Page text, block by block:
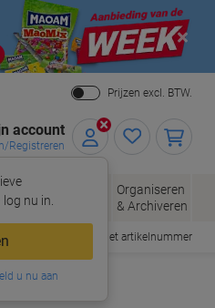
Close
Prijzen excl. BTW.
account
Registreren
nu in.
u nu aan
Kantoorartikelen
Organiseren
& Archiveren
Snel bestellen met artikelnummer